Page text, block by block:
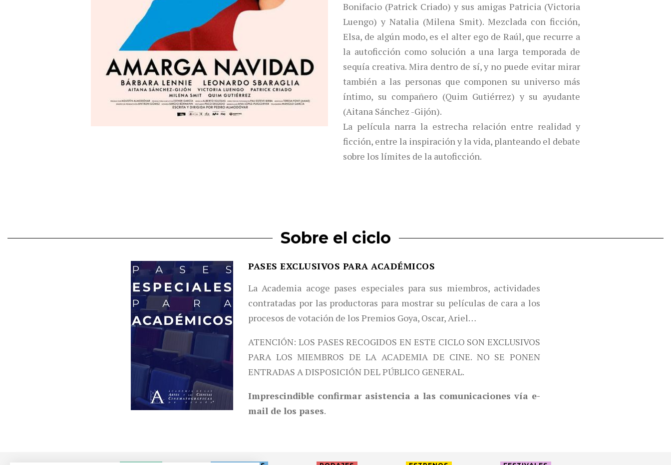
Bonifacio (Patrick Criado) y sus amigas Patricia (Victoria
Luengo) y Natalia (Milena Smit). Mezclada con ficción,
Elsa, de algún modo, es el alter ego de Raúl, que recurre a
la autoficción como solución a una larga temporada de
sequía creativa. Mira dentro de sí, y no puede evitar mirar
también a las personas que componen su universo más
íntimo, su compañero (Quim Gutiérrez) y su ayudante
(Aitana Sánchez -Gijón).
La película narra la estrecha relación entre realidad y
ficción, entre la inspiración y la vida, planteando el debate
sobre los límites de la autoficción.
Sobre el ciclo
PASES EXCLUSIVOS PARA ACADÉMICOS
La Academia acoge pases especiales para sus miembros, actividades
contratadas por las productoras para mostrar su películas de cara a los
procesos de votación de los Premios Goya, Oscar, Ariel…
ATENCIÓN: LOS PASES RECOGIDOS EN ESTE CICLO SON EXCLUSIVOS
PARA LOS MIEMBROS DE LA ACADEMIA DE CINE. NO SE PONEN
ENTRADAS A DISPOSICIÓN DEL PÚBLICO GENERAL.
Imprescindible confirmar asistencia a las comunicaciones vía e-
mail de los pases.